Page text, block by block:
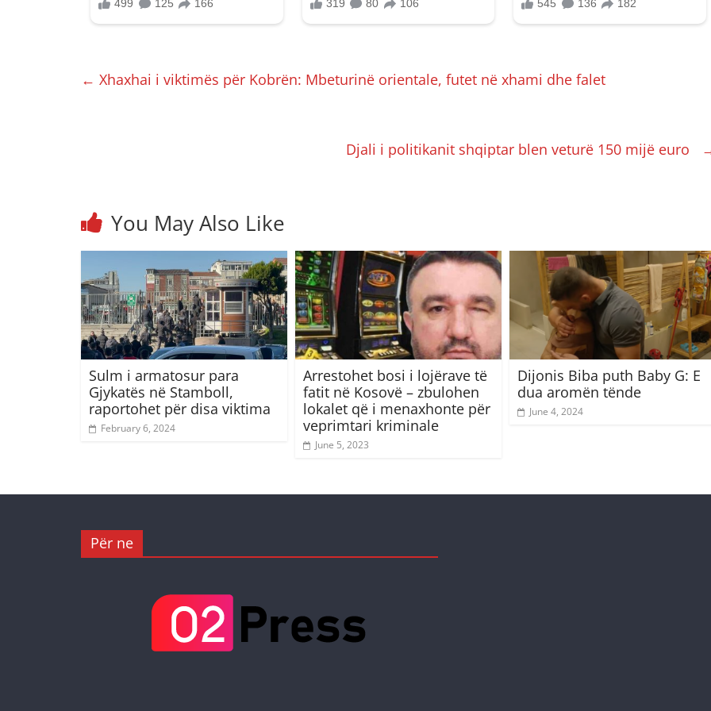
← Xhaxhai i viktimës për Kobrën: Mbeturinë orientale, futet në xhami dhe falet
Djali i politikanit shqiptar blen veturë 150 mijë euro
You May Also Like
Sulm i armatosur para
Gjykatës në Stamboll,
raportohet për disa viktima
February 6, 2024
Arrestohet bosi i lojërave të
fatit në Kosovë – zbulohen
lokalet që i menaxhonte për
veprimtari kriminale
June 5, 2023
Dijonis Biba puth Baby G: E
dua aromën tënde
June 4, 2024
Për ne